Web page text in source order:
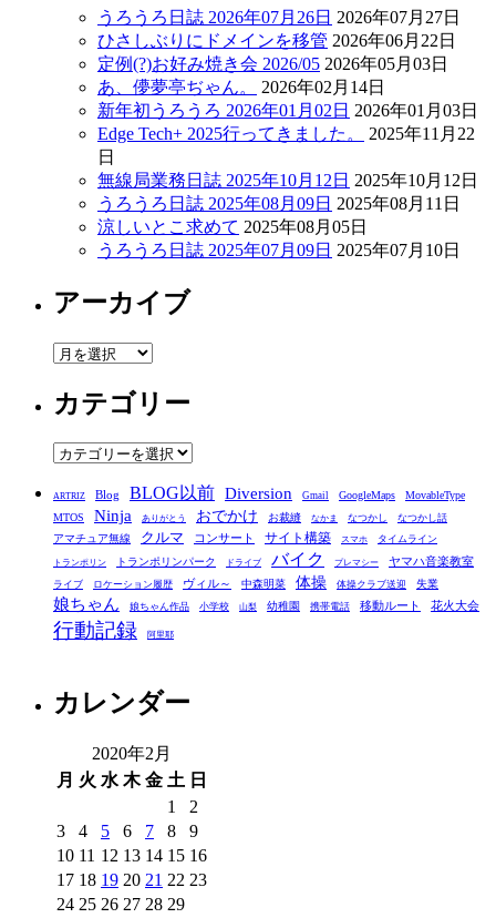
うろうろ日誌 2026年07月26日 2026年07月27日
ひさしぶりにドメインを移管 2026年06月22日
定例(?)お好み焼き会 2026/05 2026年05月03日
あ、儚夢亭ぢゃん。
2026年02月14日
新年初うろうろ 2026年01月02日 2026年01月03日
Edge Tech+ 2025行ってきました。
2025年11月22
日
無線局業務日誌 2025年10月12日 2025年10月12日
うろうろ日誌 2025年08月09日 2025年08月11日
涼しいとこ求めて 2025年08月05日
うろうろ日誌 2025年07月09日 2025年07月10日
アーカイブ
ア
カ
イ
ブ
カテゴリー
カ
ゴ
リ
ー
ARTRIZ Blog BLOG以前 Diversion Gmail GoogleMaps
MovableType
MTOS
Ninja ありがとう おでかけ お裁縫 なかま なつかし なつかし話
アマチュア無線 クルマ コンサート サイト構築 スマホ タイムライン
トランポリン トランポリンパーク ドライブ バイク プレマシー ヤマハ音楽教室
ライブ ロケーション履歴 ヴィル～ 中森明菜 体操 体操クラブ送迎 失業
娘ちゃん 娘ちゃん作品 小学校 山梨 幼稚園 携帯電話 移動ルート 花火大会
行動記録 阿里耶
カレンダー
2020年2月
月 火 水 木 金 土 日
1
2
3
4 5 6 7 8
9
10 11 12 13 14 15 16
17 18 19 20 21 22 23
24 25 26 27 28 29